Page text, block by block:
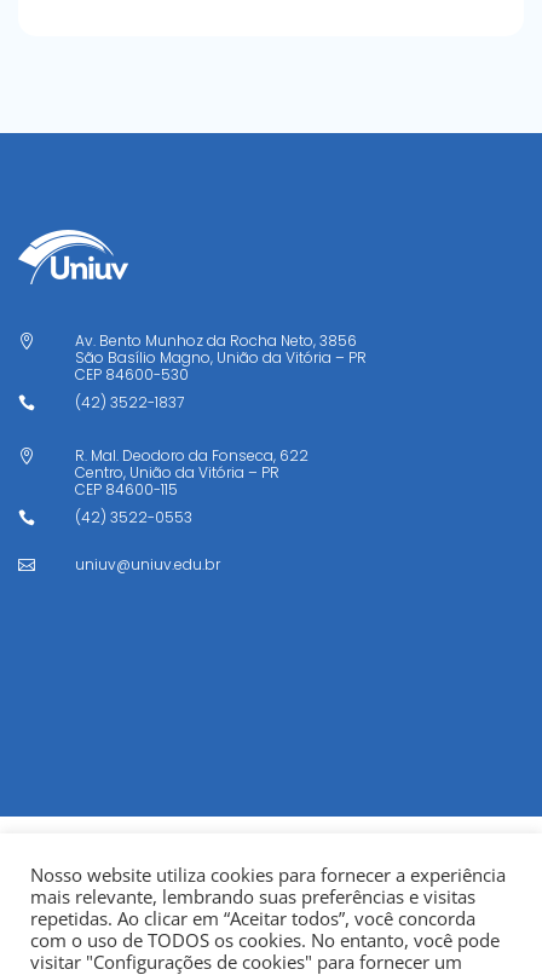

Av. Bento Munhoz da Rocha Neto, 3856
São Basílio Magno, União da Vitória – PR
CEP 84600-530
 (42) 3522-1837

R. Mal. Deodoro da Fonseca, 622
Centro, União da Vitória – PR
CEP 84600-115
 (42) 3522-0553
 uniuv@uniuv.edu.br
Nosso website utiliza cookies para fornecer a experiência
mais relevante, lembrando suas preferências e visitas
repetidas. Ao clicar em “Aceitar todos”, você concorda
com o uso de TODOS os cookies. No entanto, você pode
visitar "Configurações de cookies" para fornecer um